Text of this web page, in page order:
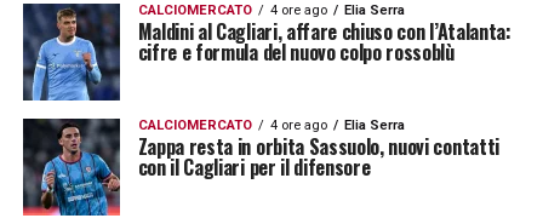
CALCIOMERCATO 4 ore ago Elia Serra
Maldini al Cagliari, affare chiuso con l’Atalanta:
cifre e formula del nuovo colpo rossoblù
CALCIOMERCATO 4 ore ago Elia Serra
Zappa resta in orbita Sassuolo, nuovi contatti
con il Cagliari per il difensore